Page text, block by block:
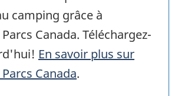
camping grâce à
Canada. Téléchargez-
En savoir plus sur
Canada.